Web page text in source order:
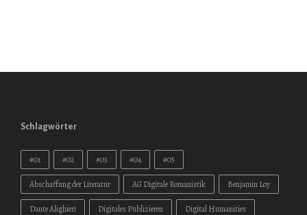
Schlagwörter
#01 #02 #03 #04 #05
Abschaffung der Literatur AG Digitale Romanistik Benjamin Loy
Dante Alighieri Digitales Publizieren Digital Humanities